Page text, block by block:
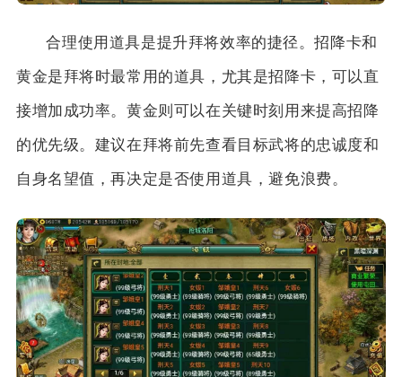
合理使用道具是提升拜将效率的捷径。招降卡和
黄金是拜将时最常用的道具，尤其是招降卡，可以直
接增加成功率。黄金则可以在关键时刻用来提高招降
的优先级。建议在拜将前先查看目标武将的忠诚度和
自身名望值，再决定是否使用道具，避免浪费。